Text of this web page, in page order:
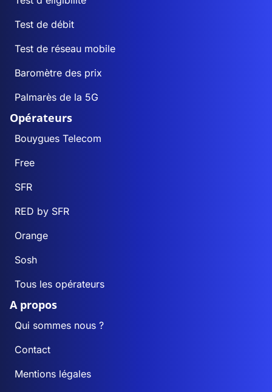
Test de débit
Test de réseau mobile
Baromètre des prix
Palmarès de la 5G
Opérateurs
Bouygues Telecom
Free
SFR
RED by SFR
Orange
Sosh
Tous les opérateurs
A propos
Qui sommes nous ?
Contact
Mentions légales